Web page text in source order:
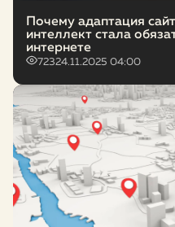
Почему адаптация
интеллект стала
интернете
72324.11.2025 04:00